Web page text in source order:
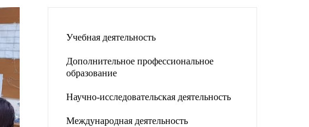
Учебная деятельность
Дополнительное профессиональное
образование
Научно-исследовательская деятельность
Международная деятельность